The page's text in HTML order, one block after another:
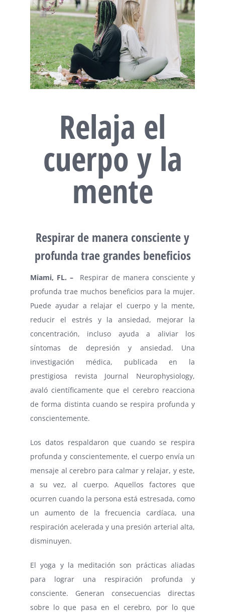
Relaja el
cuerpo y la
mente
Respirar de manera consciente y
profunda trae grandes beneficios
Miami, FL. – Respirar de manera consciente y
profunda trae muchos beneficios para la mujer.
Puede ayudar a relajar el cuerpo y la mente,
reducir el estrés y la ansiedad, mejorar la
concentración, incluso ayuda a aliviar los
síntomas de depresión y ansiedad. Una
investigación médica, publicada en la
prestigiosa revista Journal Neurophysiology,
avaló científicamente que el cerebro reacciona
de forma distinta cuando se respira profunda y
conscientemente.
Los datos respaldaron que cuando se respira
profunda y conscientemente, el cuerpo envía un
mensaje al cerebro para calmar y relajar, y este,
a su vez, al cuerpo. Aquellos factores que
ocurren cuando la persona está estresada, como
un aumento de la frecuencia cardíaca, una
respiración acelerada y una presión arterial alta,
disminuyen.
El yoga y la meditación son prácticas aliadas
para lograr una respiración profunda y
consciente. Generan consecuencias directas
sobre lo que pasa en el cerebro, por lo que